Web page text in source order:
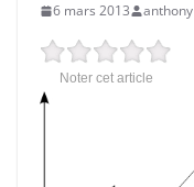
6 mars 2013 anthony
Noter cet article